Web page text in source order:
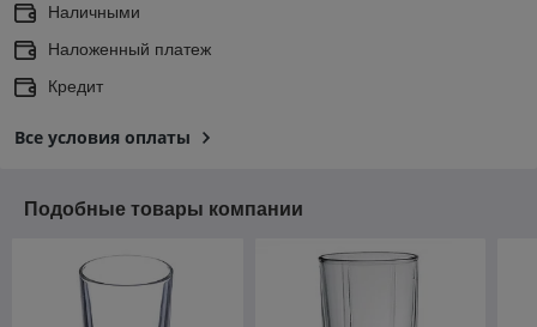
Наличными
Наложенный платеж
Кредит
Все условия оплаты
Подобные товары компании